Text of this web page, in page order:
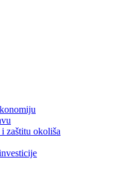
zaštitu okoliša